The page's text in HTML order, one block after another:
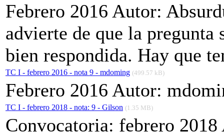
Febrero 2016 Autor:
advierte de que la pregunta
bien respondida. Hay que
TC I - febrero 2016 - nota 9 - mdoming (499.57 kB)
Febrero 2016 Autor:
TC I - febrero 2018 - nota: 9 - Gilson (1.35 MB)
Convocatoria: febrero